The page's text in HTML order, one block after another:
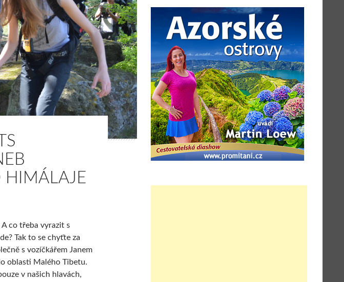
HIMÁLAJE
A co třeba vyrazit s
Tak to se chyťte za
s vozíčkářem Janem
oblasti Malého Tibetu.
v našich hlavách,